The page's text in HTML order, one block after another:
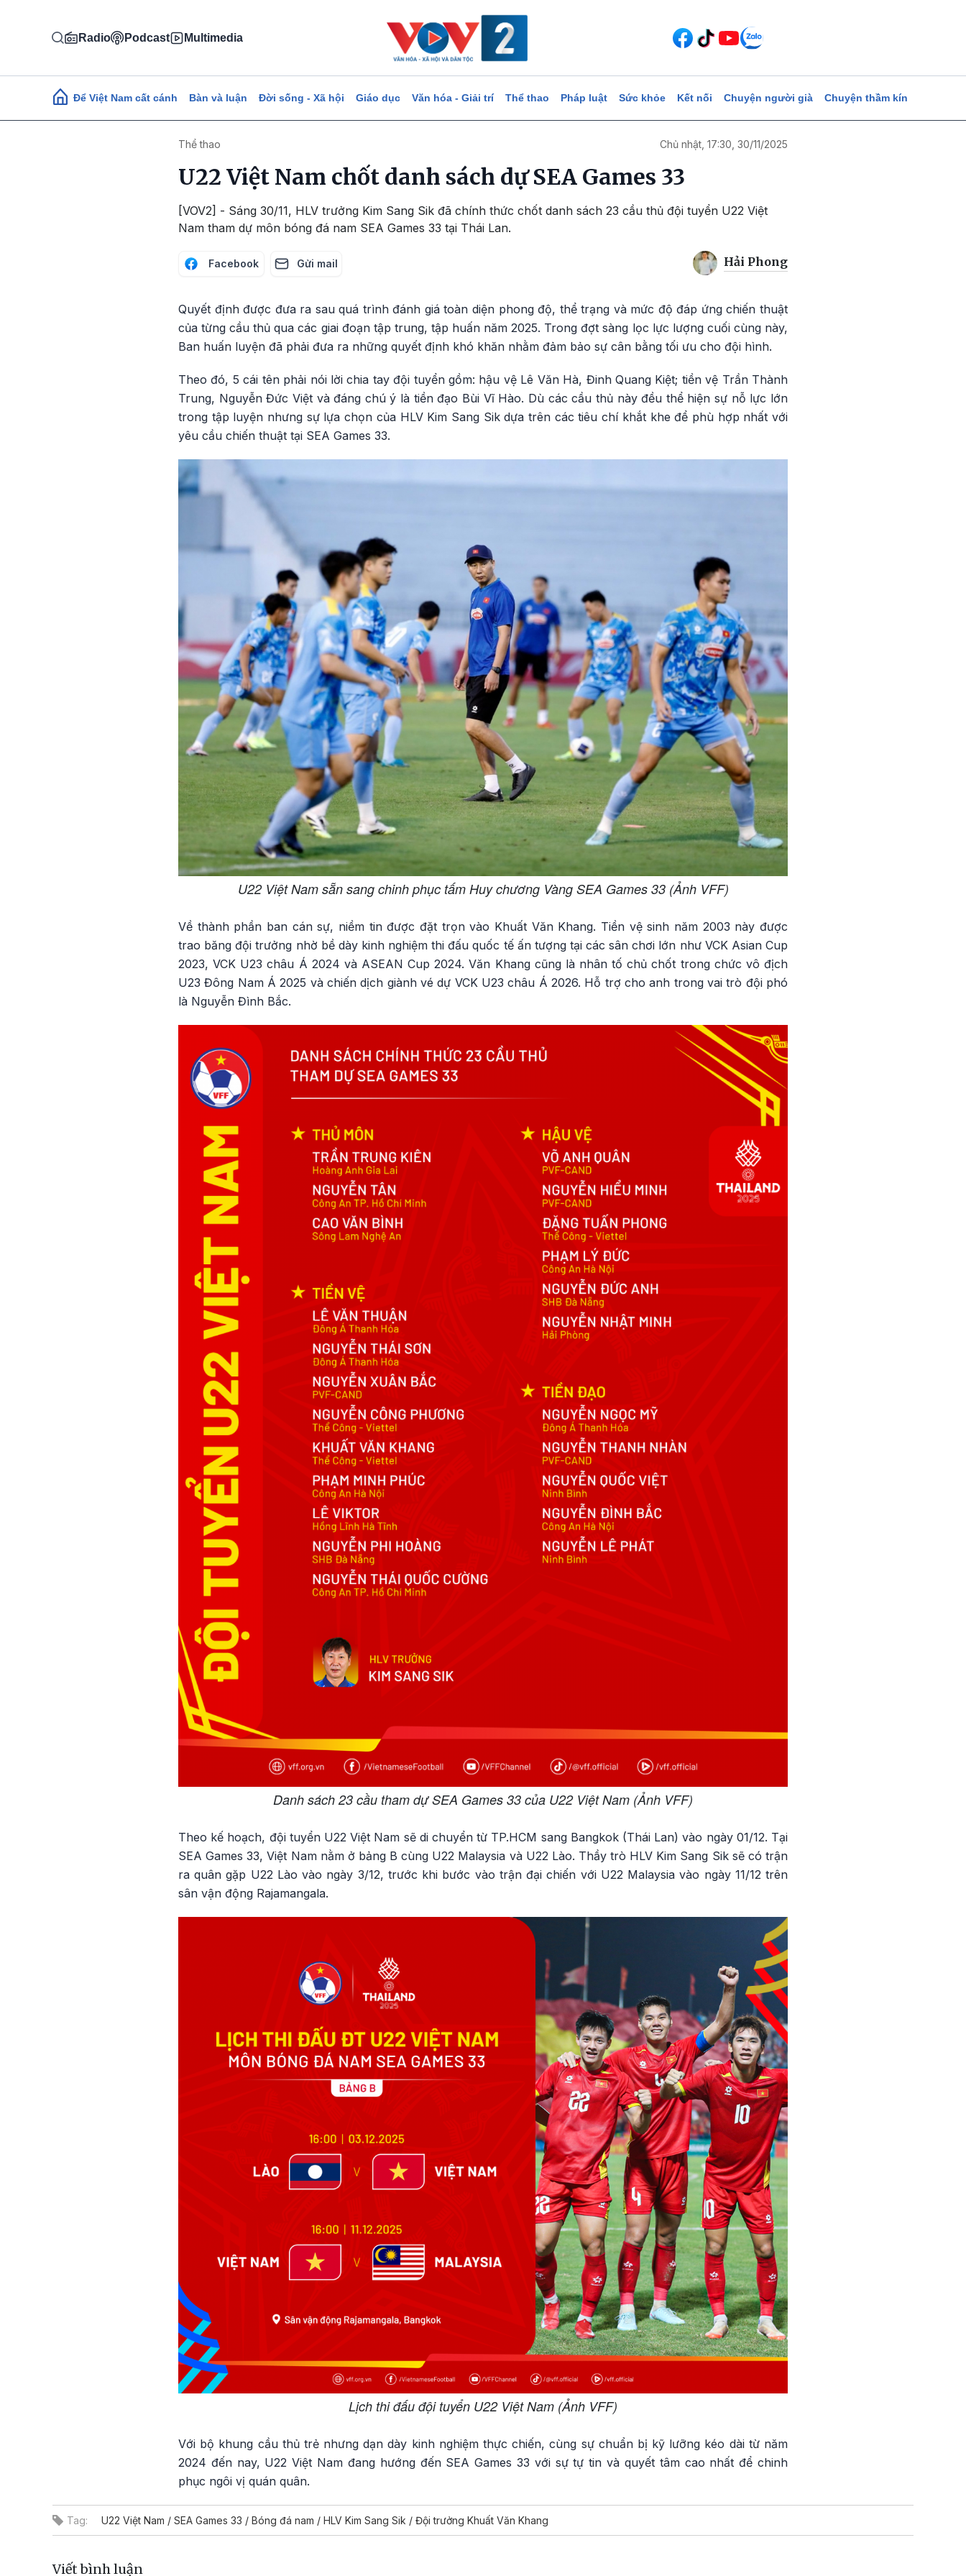
Radio Podcast Multimedia
Main navigation
Để Việt Nam cất cánh Bàn và luận Đời sống - Xã hội Giáo dục Văn hóa - Giải trí Thể thao Pháp luật Sức khỏe Kết nối Chuyện người già Chuyện thầm kín
Thể thao Chủ nhật, 17:30, 30/11/2025
U22 Việt Nam chốt danh sách dự SEA Games 33
[VOV2] - Sáng 30/11, HLV trưởng Kim Sang Sik đã chính thức chốt danh sách 23 cầu thủ đội tuyển U22 Việt
Nam tham dự môn bóng đá nam SEA Games 33 tại Thái Lan.
Facebook Gửi mail Hải Phong
Quyết định được đưa ra sau quá trình đánh giá toàn diện phong độ, thể trạng và mức độ đáp ứng chiến thuật
của từng cầu thủ qua các giai đoạn tập trung, tập huấn năm 2025. Trong đợt sàng lọc lực lượng cuối cùng này,
Ban huấn luyện đã phải đưa ra những quyết định khó khăn nhằm đảm bảo sự cân bằng tối ưu cho đội hình.
Theo đó, 5 cái tên phải nói lời chia tay đội tuyển gồm: hậu vệ Lê Văn Hà, Đinh Quang Kiệt; tiền vệ Trần Thành
Trung, Nguyễn Đức Việt và đáng chú ý là tiền đạo Bùi Vĩ Hào. Dù các cầu thủ này đều thể hiện sự nỗ lực lớn
trong tập luyện nhưng sự lựa chọn của HLV Kim Sang Sik dựa trên các tiêu chí khắt khe để phù hợp nhất với
yêu cầu chiến thuật tại SEA Games 33.
U22 Việt Nam sẵn sang chinh phục tấm Huy chương Vàng SEA Games 33 (Ảnh VFF)
Về thành phần ban cán sự, niềm tin được đặt trọn vào Khuất Văn Khang. Tiền vệ sinh năm 2003 này được
trao băng đội trưởng nhờ bề dày kinh nghiệm thi đấu quốc tế ấn tượng tại các sân chơi lớn như VCK Asian Cup
2023, VCK U23 châu Á 2024 và ASEAN Cup 2024. Văn Khang cũng là nhân tố chủ chốt trong chức vô địch
U23 Đông Nam Á 2025 và chiến dịch giành vé dự VCK U23 châu Á 2026. Hỗ trợ cho anh trong vai trò đội phó
là Nguyễn Đình Bắc.
Danh sách 23 cầu tham dự SEA Games 33 của U22 Việt Nam (Ảnh VFF)
Theo kế hoạch, đội tuyển U22 Việt Nam sẽ di chuyển từ TP.HCM sang Bangkok (Thái Lan) vào ngày 01/12. Tại
SEA Games 33, Việt Nam nằm ở bảng B cùng U22 Malaysia và U22 Lào. Thầy trò HLV Kim Sang Sik sẽ có trận
ra quân gặp U22 Lào vào ngày 3/12, trước khi bước vào trận đại chiến với U22 Malaysia vào ngày 11/12 trên
sân vận động Rajamangala.
Lịch thi đấu đội tuyển U22 Việt Nam (Ảnh VFF)
Với bộ khung cầu thủ trẻ nhưng dạn dày kinh nghiệm thực chiến, cùng sự chuẩn bị kỹ lưỡng kéo dài từ năm
2024 đến nay, U22 Việt Nam đang hướng đến SEA Games 33 với sự tự tin và quyết tâm cao nhất để chinh
phục ngôi vị quán quân.
Tag: U22 Việt Nam / SEA Games 33 / Bóng đá nam / HLV Kim Sang Sik / Đội trưởng Khuất Văn Khang
Viết bình luận